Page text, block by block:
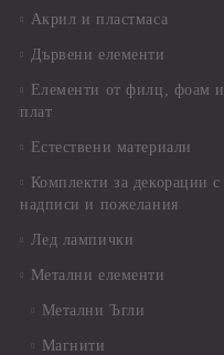
Акрил и пластмаса
Дървени елементи
Елементи от филц, фоам и
плат
Естествени материали
Комплекти за декорации с
надписи и пожелания
Лед лампички
Метални елементи
Метални Ъгли
Магнити